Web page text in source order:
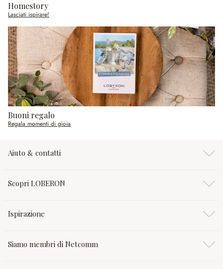
Homestory
Lasciati ispirare!
Buoni regalo
Regala momenti di gioia
Aiuto & contatti
Scopri LOBERON
Ispirazione
Siamo membri di Netcomm